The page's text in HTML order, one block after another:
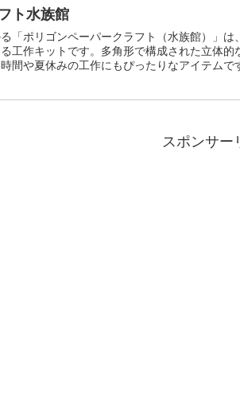
ト水族館
「ポリゴンペーパークラフト（水族館）」
工作キットです。多角形で構成された立体
間や夏休みの工作にもぴったりなアイテム
スポンサー